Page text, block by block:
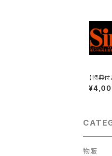
【特典
10/6(火)
＆10/27(
物販